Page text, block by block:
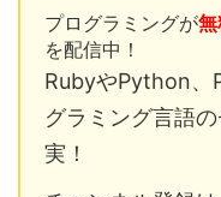
プログラミングが
を配信中！
RubyやPython、
グラミング言語
実！